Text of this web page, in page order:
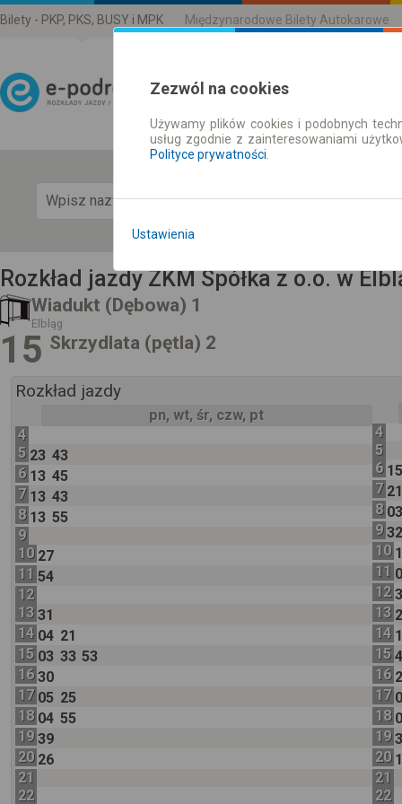
Bilety - PKP, PKS, BUSY i MPK Międzynarodowe Bilety Autokarowe
Rozkład Jazdy | Bilety
Rozkład jazdy ZKM Spółka z o.o. w
Wiadukt (Dębowa) 1
Elbląg
15 Skrzydlata (pętla) 2
Rozkład jazdy
pn, wt, śr, czw, pt
4
5 23 43
6 13 45
7 13 43
8 13 55
9
10 27
11 54
12
13 31
14 04 21
15 03 33 53
16 30
17 05 25
18 04 55
19 39
20 26
21
22
4
5
6
7
8
9
10
11
12
13
14
15
16
17
18
19
20
21
22
Zezwól na cookies
Używamy plików cookies i podobnych
usług zgodnie z zainteresowaniami
Polityce prywatności
Ustawienia